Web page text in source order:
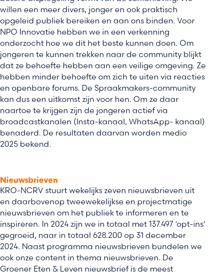
willen een meer divers, jonger en ook praktisch
opgeleid publiek bereiken en aan ons binden. Voor
NPO Innovatie hebben we in een verkenning
onderzocht hoe we dit het beste kunnen doen. Om
jongeren te kunnen trekken naar de community blijkt
dat ze behoefte hebben aan een veilige omgeving. Ze
hebben minder behoefte om zich te uiten via reacties
en openbare forums. De Spraakmakers-community
kan dus een uitkomst zijn voor hen. Om ze daar
naartoe te krijgen zijn de jongeren actief via
broadcastkanalen (Insta-kanaal, WhatsApp- kanaal)
benaderd. De resultaten daarvan worden medio
2025 bekend.
Nieuwsbrieven
KRO-NCRV stuurt wekelijks zeven nieuwsbrieven uit
en daarbovenop tweewekelijkse en projectmatige
nieuwsbrieven om het publiek te informeren en te
inspireren. In 2024 zijn we in totaal met 137.497 ‘opt-ins’
gegroeid, naar in totaal 628.200 op 31 december
2024. Naast programma nieuwsbrieven bundelen we
ook onze content in thema nieuwsbrieven. De
Groener Eten & Leven nieuwsbrief is de meest